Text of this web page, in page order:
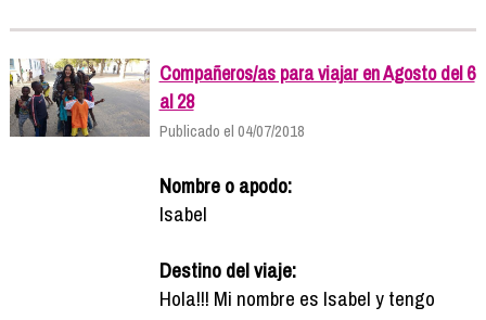
Compañeros/as para viajar en Agosto del 6
al 28
Publicado el 04/07/2018
Nombre o apodo:
Isabel
Destino del viaje:
Hola!!! Mi nombre es Isabel y tengo